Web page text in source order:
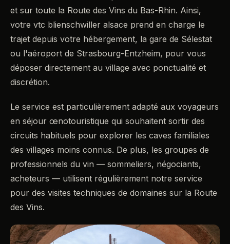
et sur toute la Route des Vins du Bas-Rhin. Ainsi,
votre vtc blienschwiller alsace prend en charge le
trajet depuis votre hébergement, la gare de Sélestat
ou l'aéroport de Strasbourg-Entzheim, pour vous
déposer directement au village avec ponctualité et
discrétion.
Le service est particulièrement adapté aux voyageurs
en séjour œnotouristique qui souhaitent sortir des
circuits habituels pour explorer les caves familiales
des villages moins connus. De plus, les groupes de
professionnels du vin — sommeliers, négociants,
acheteurs — utilisent régulièrement notre service
pour des visites techniques de domaines sur la Route
des Vins.